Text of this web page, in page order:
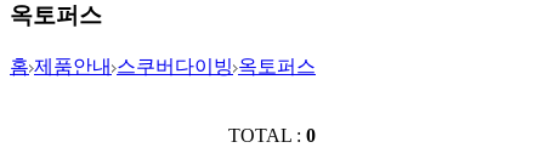
옥토퍼스
홈 제품안내 스쿠버다이빙 옥토퍼스
TOTAL : 0